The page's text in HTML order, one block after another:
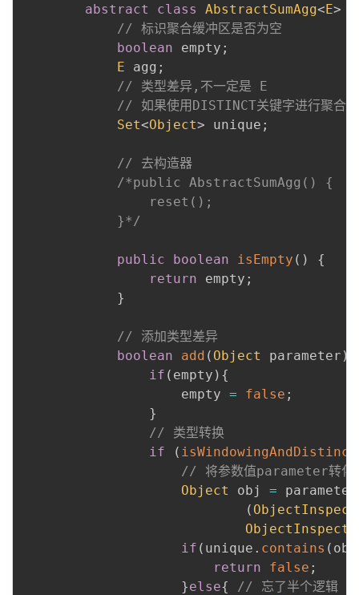
abstract
class AbstractSumAgg<E>
// 标识聚合缓冲区是否为空
boolean empty ;
E agg ;
// 类型差异,不一定是 E
// 如果使用DISTINCT关键字进行聚合计
Set<Object> unique ;
// 去构造器
/*public AbstractSumAgg() {
                reset();
            }*/
public boolean isEmpty ( )
{
return empty ;
}
// 添加类型差异
boolean
add ( Object parameter )
if ( empty ) {
                    empty
= false ;
}
// 类型转换
if
( isWindowingAndDistinct
// 将参数值parameter转化
Object
obj =
(
if ( unique . contains ( obj
return
false ;
}else{
// 忘了半个逻辑